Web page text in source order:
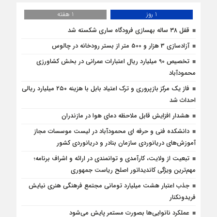
1 روز
1 هفته
قفل ۳۸ ساله بهسازی فرودگاه ساری شکسته شد
آزادسازی 3 هزار و 500 متر از بستر رودخانه در چالوس
تخصیص 90 میلیارد ریال اعتبارات عمرانی در بخش کشاورزی
محمودآباد
فاز یک مرکز بازپروری و ترک اعتیاد بابل با هزینه ۲۵۰ میلیارد ریالی
احداث شد
هشدار افزایش قابل ملاحظه دمای هوا در مازندران
دانشکده فنی و حرفه ای محمودآباد در لیست موسسات مجاز
آموزش‌های دریانوردی سازمان بنادر و دریانوردی کشور
تبعیت از ولایت، کارآمدی و توانمندی در ارائه و اشراف برنامه؛
مهم‌ترین ویژگی کاندیداتور اصلح ریاست جمهوری
جذب اعتبار هشت میلیارد تومانی مجتمع فرهنگی هنری نیایش
فریدونکنار
عملکرد نانوایی‌ها بصورت مستمر پایش می‌شود